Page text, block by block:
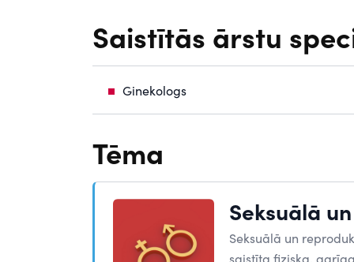
Saistītās ārstu
Ginekologs
Tēma
Seksuālā
Seksuālā un
saistīta fiziska,